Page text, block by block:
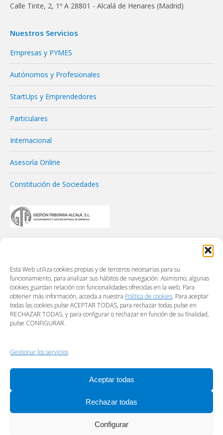
Esta Web utiliza cookies propias y de terceros necesarias para su
funcionamiento, para analizar sus hábitos de navegación. Asimismo, algunas
cookies guardan relación con funcionalidades ofrecidas en la web. Para
obtener más información, acceda a nuestra Política de cookies. Para aceptar
todas las cookies pulse ACEPTAR TODAS, para rechazar todas pulse en
RECHAZAR TODAS, y para configurar o rechazar en función de su finalidad,
pulse CONFIGURAR.
Gestionar los servicios
Aceptar todas
Rechazar todas
Configurar
Calle Tinte, 2, 1º A 28801 - Alcalá de Henares (Madrid)
Nuestros Servicios
Empresas y PYMES
Autónomos y Profesionales
StartUps y Emprendedores
Particulares
Internacional
Asesoría Online
Constitución de Sociedades